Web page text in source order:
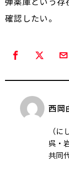
確認したい。
西岡
（
呉・
共同